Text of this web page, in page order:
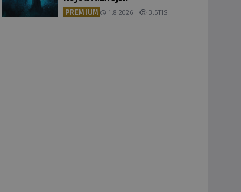
PREMIUM 1.8.2026 3.5TIS